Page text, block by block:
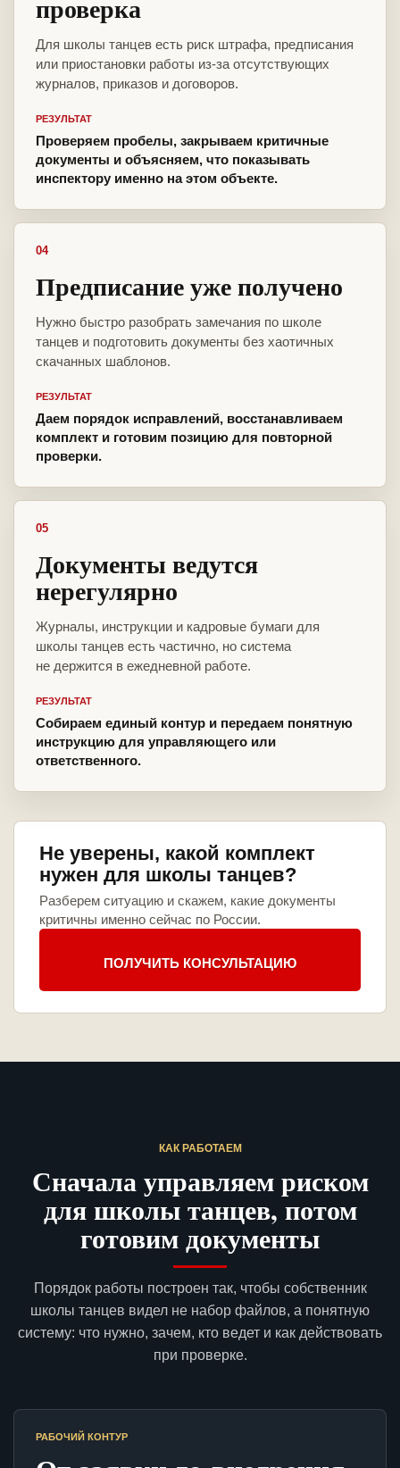
проверка
Для школы танцев есть риск штрафа, предписания
или приостановки работы из-за отсутствующих
журналов, приказов и договоров.
РЕЗУЛЬТАТ
Проверяем пробелы, закрываем критичные
документы и объясняем, что показывать
инспектору именно на этом объекте.
04
Предписание уже получено
Нужно быстро разобрать замечания по школе
танцев и подготовить документы без хаотичных
скачанных шаблонов.
РЕЗУЛЬТАТ
Даем порядок исправлений, восстанавливаем
комплект и готовим позицию для повторной
проверки.
05
Документы ведутся
нерегулярно
Журналы, инструкции и кадровые бумаги для
школы танцев есть частично, но система
не держится в ежедневной работе.
РЕЗУЛЬТАТ
Собираем единый контур и передаем понятную
инструкцию для управляющего или
ответственного.
Не уверены, какой комплект
нужен для школы танцев?
Разберем ситуацию и скажем, какие документы
критичны именно сейчас по России.
ПОЛУЧИТЬ КОНСУЛЬТАЦИЮ
КАК РАБОТАЕМ
Сначала управляем риском
для школы танцев, потом
готовим документы
Порядок работы построен так, чтобы собственник
школы танцев видел не набор файлов, а понятную
систему: что нужно, зачем, кто ведет и как действовать
при проверке.
РАБОЧИЙ КОНТУР